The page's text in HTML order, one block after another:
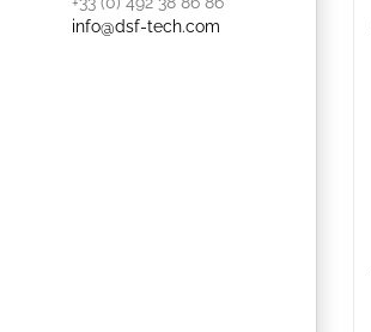
info@dsf-tech.com